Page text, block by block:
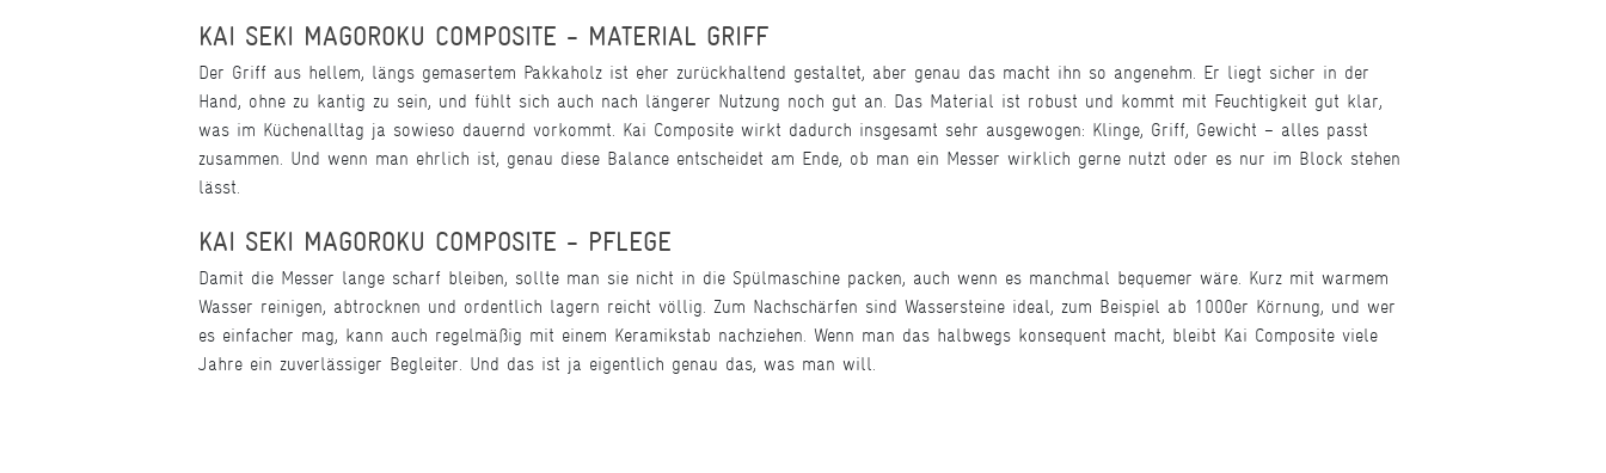
KAI SEKI MAGOROKU COMPOSITE - MATERIAL GRIFF
Der Griff aus hellem, längs gemasertem Pakkaholz ist eher zurückhaltend gestaltet, aber genau das macht ihn so angenehm. Er liegt sicher in der
Hand, ohne zu kantig zu sein, und fühlt sich auch nach längerer Nutzung noch gut an. Das Material ist robust und kommt mit Feuchtigkeit gut klar,
was im Küchenalltag ja sowieso dauernd vorkommt. Kai Composite wirkt dadurch insgesamt sehr ausgewogen: Klinge, Griff, Gewicht – alles passt
zusammen. Und wenn man ehrlich ist, genau diese Balance entscheidet am Ende, ob man ein Messer wirklich gerne nutzt oder es nur im Block stehen
lässt.
KAI SEKI MAGOROKU COMPOSITE - PFLEGE
Damit die Messer lange scharf bleiben, sollte man sie nicht in die Spülmaschine packen, auch wenn es manchmal bequemer wäre. Kurz mit warmem
Wasser reinigen, abtrocknen und ordentlich lagern reicht völlig. Zum Nachschärfen sind Wassersteine ideal, zum Beispiel ab 1000er Körnung, und wer
es einfacher mag, kann auch regelmäßig mit einem Keramikstab nachziehen. Wenn man das halbwegs konsequent macht, bleibt Kai Composite viele
Jahre ein zuverlässiger Begleiter. Und das ist ja eigentlich genau das, was man will.